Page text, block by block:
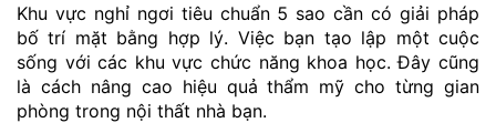
Khu vực nghỉ ngơi tiêu chuẩn 5 sao cần có giải pháp
bố trí mặt bằng hợp lý. Việc bạn tạo lập một cuộc
sống với các khu vực chức năng khoa học. Đây cũng
là cách nâng cao hiệu quả thẩm mỹ cho từng gian
phòng trong nội thất nhà bạn.